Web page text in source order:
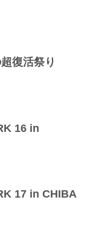
復活祭り
16 in
17 in CHIBA